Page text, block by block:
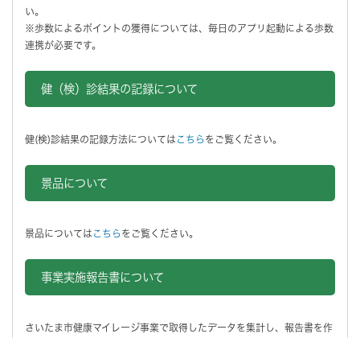
い。
※歩数によるポイントの獲得については、毎日のアプリ起動による歩数
連携が必要です。
健（検）診結果の記録について
健(検)診結果の記録方法については こちら をご覧ください。
景品について
景品については こちら をご覧ください。
事業実施報告書について
さいたま市健康マイレージ事業で取得したデータを集計し、報告書を作